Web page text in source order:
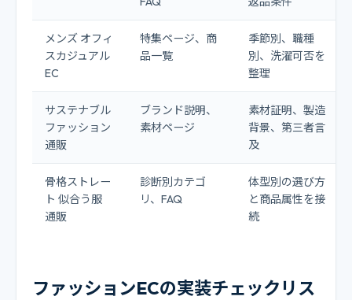
メンズ オフィ
スカジュアル
EC
特集ページ、商
品一覧
季節別、職種
別、洗濯可否を
整理
サステナブル
ファッション
通販
ブランド説明、
素材ページ
素材証明、製造
背景、第三者言
及
骨格ストレー
ト 似合う服
通販
診断別カテゴ
リ、FAQ
体型別の選び方
と商品属性を接
続
ファッションECの実装チェックリス